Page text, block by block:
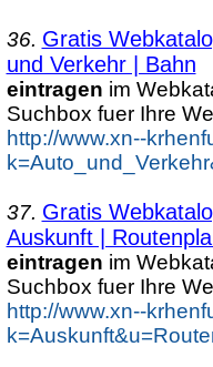
36. Gratis
und Verkehr | Bahn
eintragen im
Suchbox fuer Ihre
http://www.xn--
37. Gratis
Auskunft |
eintragen im
Suchbox fuer Ihre
http://www.xn--